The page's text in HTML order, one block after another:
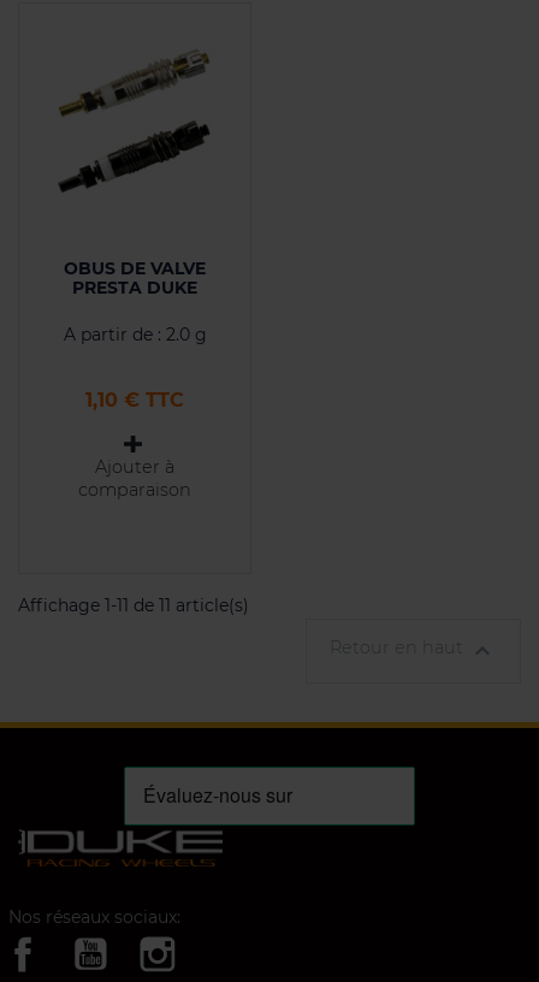
OBUS DE VALVE
PRESTA DUKE
A partir de : 2.0 g
Prix
1,10 € TTC
Ajouter à
comparaison
Affichage 1-11 de 11 article(s)
Retour en haut

Nos réseaux sociaux: